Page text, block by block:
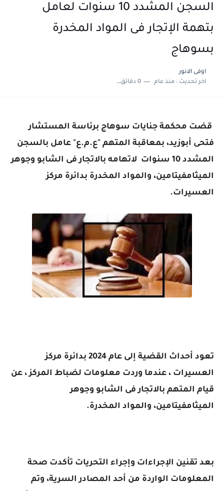
السجن المشدد 10 سنوات لعامل
بتهمة الإتجار فى المواد المخدرة
بسوهاج
اوفى الانور
اخر تحديث :منذ عام 0 دقائق للقراءة
قضت محكمة جنايات سوهاج برئاسة المستشار
فتحى أبوزيد، بمعاقبة المتهم "ع.م.ع" عامل بالسجن
المشدد 10 سنوات لاتهامه بالاتجار فى الشابو وجوهر
الميثامفيتامين، والمواد المخدرة بدائرة مركز
العسيرات.
تعود أحداث القضية إلى عام 2024 بدائرة مركز
العسيرات ، عندما وردت معلومات لضباط المركز ، عن
قيام المتهم بالاتجار فى الشابو وجوهر
الميثامفيتامين، والمواد المخدرة.
بعد تقنين الإجراءات وإجراء التحريات تأكدت صحة
المعلومات الواردة من أحد المصادر السرية، وتم